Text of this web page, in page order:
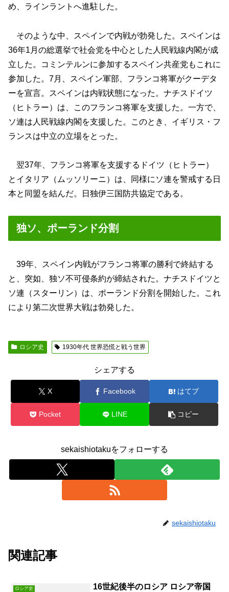
め、ラインラントへ進駐した。
そのような中、スペインで内戦が勃発した。スペインは
36年1月の総選挙で社会党を中心とした人民戦線内閣が成
立した。コミンテルンに参加するスペイン共産党もこれに
参加した。7月、スペイン軍部、フランコ将軍がクーデタ
ーを宣言。スペインは内戦状態になった。ナチスドイツ
（ヒトラー）は、このフランコ将軍を支援した。一方で、
ソ連は人民戦線内閣を支援した。このとき、イギリス・フ
ランスは中立の立場をとった。
翌37年、フランコ将軍を支援するドイツ（ヒトラー）
とイタリア（ムッソリーニ）は、同様にソ連を警戒する日
本と同盟を結んだ。日独伊三国防共協定である。
独ソ、ポーランド分割
39年、スペイン内戦がフランコ将軍の勝利で終結する
と、突如、独ソ不可侵条約が締結された。ナチスドイツと
ソ連（スターリン）は、ポーランド分割を開始した。これ
により第二次世界大戦は勃発した。
ロシア史 1930年代 世界恐慌と戦う世界
シェアする
X Facebook はてブ
Pocket LINE コピー
sekaishiotakuをフォローする
sekaishiotaku
関連記事
ロシア史
16世紀後半のロシア ロシア帝国